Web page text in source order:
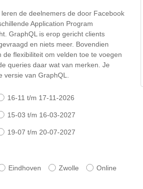
de deelnemers de door Facebook
Application Program
GraphQL is erop gericht clients
en niets meer. Bovendien
flexibiliteit om velden toe te voegen
queries daar wat van merken. Je
van GraphQL.
16-11 t/m 17-11-2026
15-03 t/m 16-03-2027
19-07 t/m 20-07-2027
Eindhoven Zwolle Online